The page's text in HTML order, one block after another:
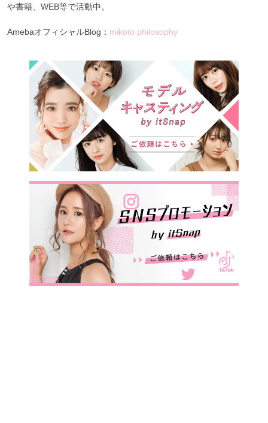
や書籍、WEB等で活動中。
AmebaオフィシャルBlog： mikoto philosophy